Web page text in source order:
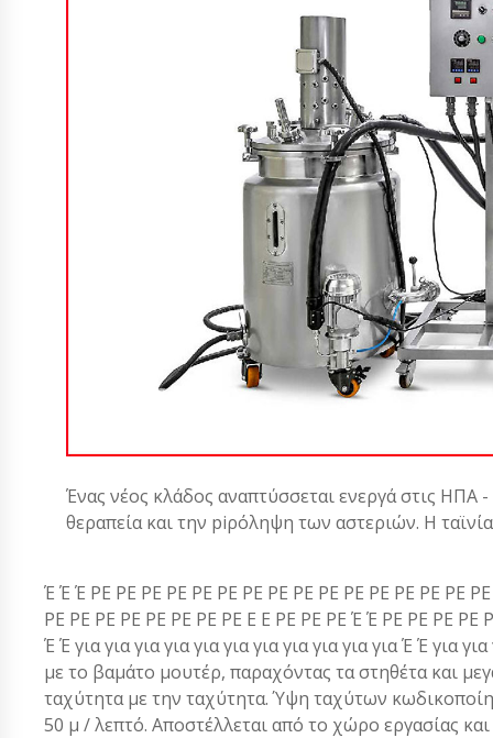
Ένας νέος κλάδος αναπτύσσεται ενεργά στις ΗΠΑ -
θεραπεία και την piρόληψη των αστεριών. Η
Έ Έ Έ PE PE PE PE PE PE PE PE PE PE PE PE PE PE PE
PE PE PE PE PE PE PE PE E E PE PE PE Έ Έ PE PE PE
Έ Έ για για για για για για για για για για για Έ Έ για
με το βαμάτο μουτέρ, παραχόντας τα στηθέτα και
ταχύτητα με την ταχύτητα. Ύψη ταχύτων
50 μ / λεπτό. Αποστέλλεται από το χώρο εργασίας